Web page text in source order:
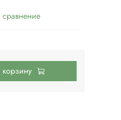
корзину